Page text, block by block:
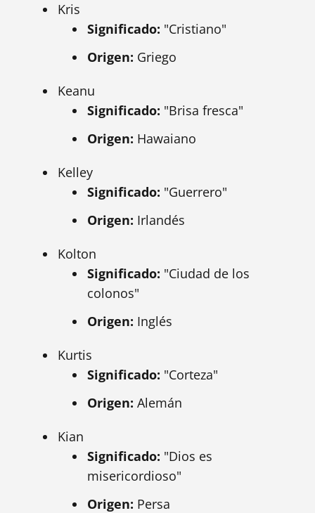
Kris
Significado: "Cristiano"
Origen: Griego
Keanu
Significado: "Brisa fresca"
Origen: Hawaiano
Kelley
Significado: "Guerrero"
Origen: Irlandés
Kolton
Significado: "Ciudad de los
colonos"
Origen: Inglés
Kurtis
Significado: "Corteza"
Origen: Alemán
Kian
Significado: "Dios es
misericordioso"
Origen: Persa